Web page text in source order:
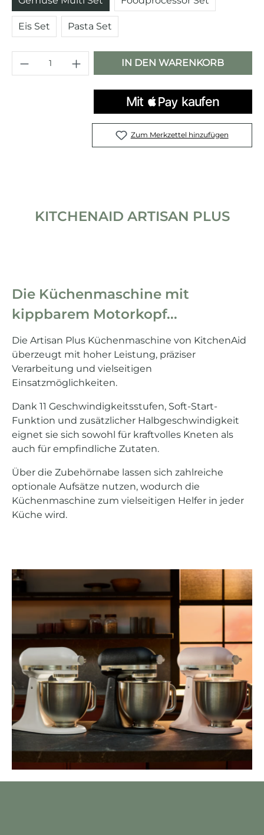
Eis Set Pasta Set
Produkt Anzahl: Gib den
IN DEN WARENKORB
Zum Merkzettel hinzufügen
KITCHENAID ARTISAN PLUS
Die Küchenmaschine mit
kippbarem Motorkopf...
Die Artisan Plus Küchenmaschine von KitchenAid
überzeugt mit hoher Leistung, präziser
Verarbeitung und vielseitigen
Einsatzmöglichkeiten.
Dank 11 Geschwindigkeitsstufen, Soft-Start-
Funktion und zusätzlicher Halbgeschwindigkeit
eignet sie sich sowohl für kraftvolles Kneten als
auch für empfindliche Zutaten.
Über die Zubehörnabe lassen sich zahlreiche
optionale Aufsätze nutzen, wodurch die
Küchenmaschine zum vielseitigen Helfer in jeder
Küche wird.